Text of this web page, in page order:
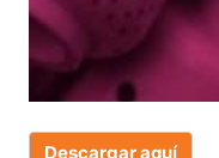
Descargar aquí